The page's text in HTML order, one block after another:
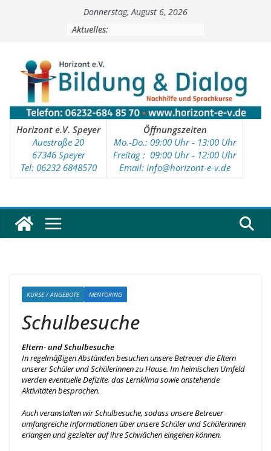
Donnerstag, August 6, 2026
Aktuelles:
Horizont e.V. Speyer
Auestraße 20
67346 Speyer
Tel: 06232 6848570
Öffnungszeiten
Mo.-Do.: 09:00 Uhr - 13:00 Uhr
Freitag : 09:00 Uhr - 12:00 Uhr
Email: info@horizont-e-v.de
KURSE / ANGEBOTE MENTORING
Schulbesuche
Eltern- und Schulbesuche
In regelmäßigen Abständen besuchen unsere Betreuer die Eltern
unserer Schüler und Schülerinnen zu Hause. Im heimischen Umfeld
werden eventuelle Defizite, das Lernklima sowie anstehende
Aktivitäten besprochen.
Auch veranstalten wir Schulbesuche, sodass unsere Betreuer
umfangreiche Informationen über unsere Schüler und Schülerinnen
erlangen und gezielter auf ihre Schwächen eingehen können.